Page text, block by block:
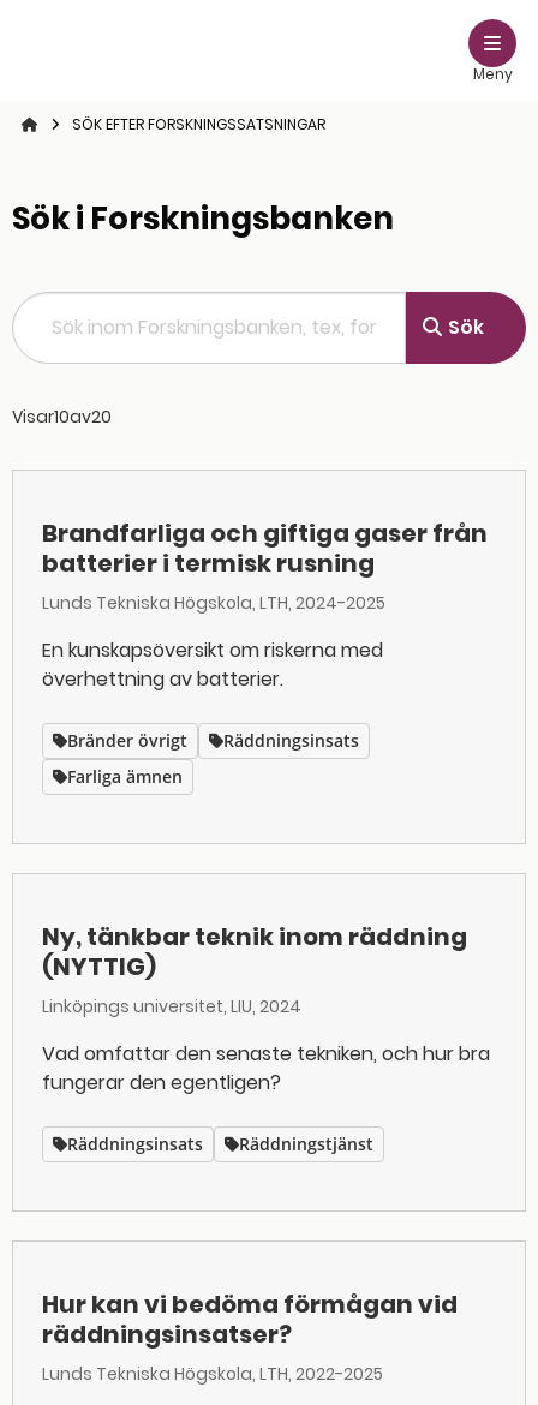
Meny
STARTSIDANSÖK EFTER FORSKNINGSSATSNINGAR
Sök i Forskningsbanken
Sök inom Forskningsbanken, tex, forskare
Sök
Visar10av20
Brandfarliga och giftiga gaser från
batterier i termisk rusning
Lunds Tekniska Högskola, LTH 2024-2025
En kunskapsöversikt om riskerna med
överhettning av batterier.
Bränder övrigt
Räddningsinsats
Farliga ämnen
Ny, tänkbar teknik inom räddning
(NYTTIG)
Linköpings universitet, LIU 2024
Vad omfattar den senaste tekniken, och hur bra
fungerar den egentligen?
Räddningsinsats Räddningstjänst
Hur kan vi bedöma förmågan vid
räddningsinsatser?
Lunds Tekniska Högskola, LTH 2022-2025